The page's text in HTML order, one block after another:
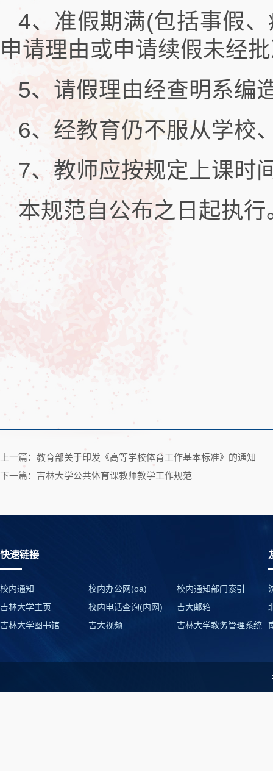
4、准假期满(包括事假
申请理由或申请续假未经
5、请假理由经查明系编
6、经教育仍不服从学校
7、教师应按规定上课时
本规范自公布之日起执
上一篇：教育部关于印发《高等学校体育工作基本标准》的通知
下一篇：吉林大学公共体育课教师教学工作规范
快速链接
校内通知 校内办公网(oa)
校内通知部门索引
吉林大学主页
校内电话查询(内网)
吉大邮箱
吉林大学图书馆
吉大视频 吉林大学教务管理系统